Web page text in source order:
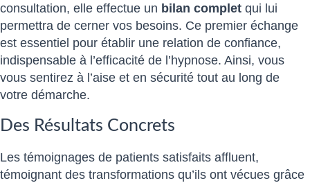
consultation, elle effectue un bilan complet qui lui
permettra de cerner vos besoins. Ce premier échange
est essentiel pour établir une relation de confiance,
indispensable à l’efficacité de l’hypnose. Ainsi, vous
vous sentirez à l’aise et en sécurité tout au long de
votre démarche.
Des Résultats Concrets
Les témoignages de patients satisfaits affluent,
témoignant des transformations qu’ils ont vécues grâce